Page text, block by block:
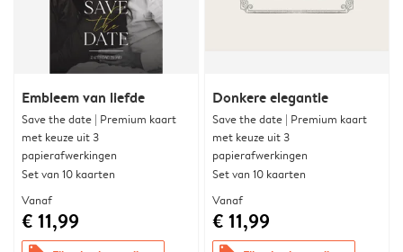
Embleem van liefde
Save the date | Premium kaart
met keuze uit 3
papierafwerkingen
Set van 10 kaarten
Vanaf
€ 11,99
Donkere elegantie
Save the date | Premium kaart
met keuze uit 3
papierafwerkingen
Set van 10 kaarten
Vanaf
€ 11,99